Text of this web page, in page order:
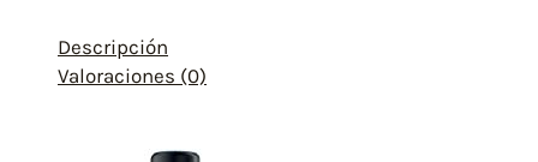
Descripción
Valoraciones (0)